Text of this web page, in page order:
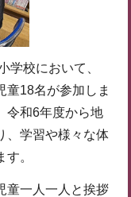
学校において、
童18名が参加しま
令和6年度から地
、学習や様々な体
。
童一人一人と挨拶